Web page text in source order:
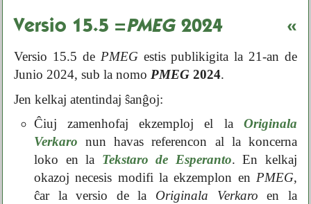
Versio 15.5 =PMEG 2024 «
Versio 15.5 de PMEGestis publikigita la 21-an de
Junio 2024, sub la nomo PMEG 2024.
Jen kelkaj atentindaj ŝanĝoj:
Ĉiuj zamenhofaj ekzemploj el la Originala
Verkaro nun havas referencon al la koncerna
loko en la Tekstaro de Esperanto. En kelkaj
okazoj necesis modifi la ekzemplon en PMEG,
ĉar la versio de la Originala Verkaro en la